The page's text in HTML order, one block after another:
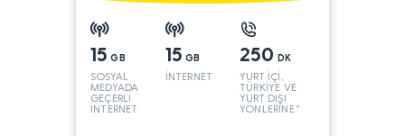
15 GB
SOSYAL
MEDYADA
GEÇERLİ
İNTERNET
15 GB
İNTERNET
250 DK
YURT İÇİ,
TÜRKİYE VE
YURT DIŞI
YÖNLERİNE*